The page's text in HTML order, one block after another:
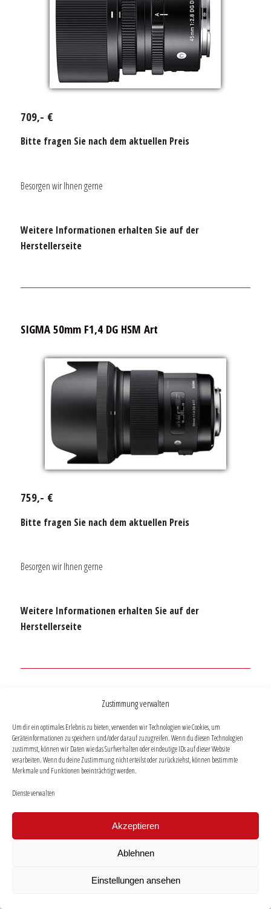
Zustimmung verwalten
Um dir ein optimales Erlebnis zu bieten, verwenden wir Technologien wie Cookies, um
Geräteinformationen zu speichern und/oder darauf zuzugreifen. Wenn du diesen Technologien
zustimmst, können wir Daten wie das Surfverhalten oder eindeutige IDs auf dieser Website
verarbeiten. Wenn du deine Zustimmung nicht erteilst oder zurückziehst, können bestimmte
Merkmale und Funktionen beeinträchtigt werden.
Dienste verwalten
Akzeptieren
Ablehnen
Einstellungen ansehen
709,- €
Bitte fragen Sie nach dem aktuellen Preis
Besorgen wir Ihnen gerne
Weitere Informationen erhalten Sie auf der
Herstellerseite
SIGMA 50mm F1,4 DG HSM Art
759,- €
Bitte fragen Sie nach dem aktuellen Preis
Besorgen wir Ihnen gerne
Weitere Informationen erhalten Sie auf der
Herstellerseite
SIGMA 50mm F1.2 DG DN (A)